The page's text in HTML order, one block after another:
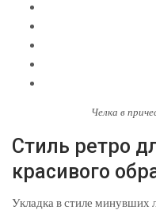
Челка в
Стиль ретро
красивого
Укладка в стиле минувших